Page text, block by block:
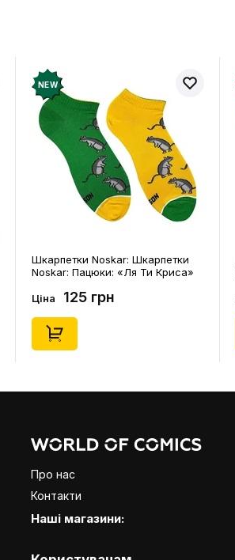
NEW
Шкарпетки Noskar: Шкарпетки
Noskar: Пацюки: «Ля Ти Криса»
Ціна 125 грн
Про нас
Контакти
Наші магазини: